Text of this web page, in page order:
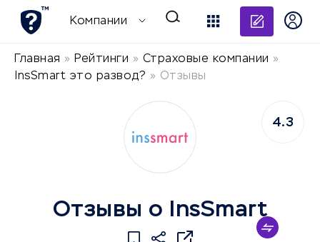
Компании
Главная » Рейтинги » Страховые компании »
InsSmart это развод? » Отзывы
Отзывы о InsSmart
4.3